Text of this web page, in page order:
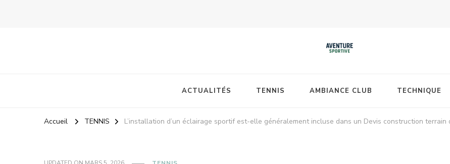
ACTUALITÉS TENNIS AMBIANCE CLUB TECHNIQUE
Accueil TENNIS L’installation d’un éclairage sportif est-elle généralement incluse dans un Devis construction terrain